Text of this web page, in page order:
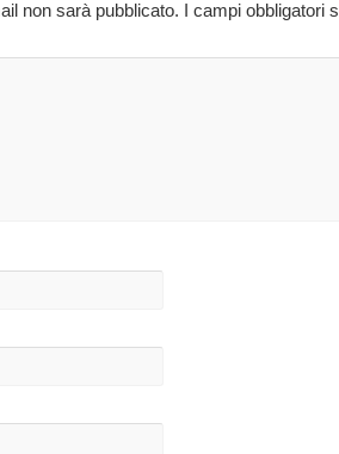
non sarà pubblicato. I campi obbligatori